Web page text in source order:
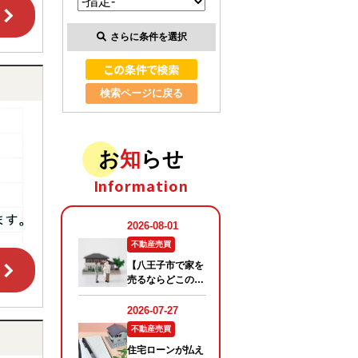
さらに条件を選択
検索ページに戻る
お知らせ
Information